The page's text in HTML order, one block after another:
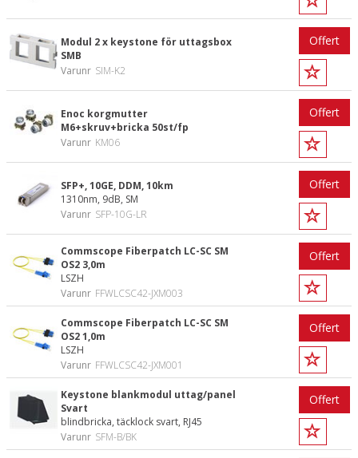
Modul 2 x keystone för uttagsbox
SMB
Varunr SIM-K2
Offert
Enoc korgmutter
M6+skruv+bricka 50st/fp
Varunr KM06
Offert
SFP+, 10GE, DDM, 10km
1310nm, 9dB, SM
Varunr SFP-10G-LR
Offert
Commscope Fiberpatch LC-SC SM
OS2 3,0m
LSZH
Varunr FFWLCSC42-JXM003
Offert
Commscope Fiberpatch LC-SC SM
OS2 1,0m
LSZH
Varunr FFWLCSC42-JXM001
Offert
Keystone blankmodul uttag/panel
Svart
blindbricka, täcklock svart, RJ45
Varunr SFM-B/BK
Offert